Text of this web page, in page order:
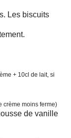
Les biscuits
+ 10cl de lait, si
crème moins ferme)
de vanille